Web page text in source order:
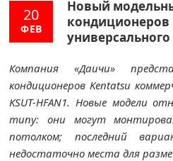
20
ФЕВ
Новый
кондиционеров
универсального
Компания «Даичи»
кондиционеров Kentatsu
KSUT-HFAN1. Новые модели
типу: они могут
потолком; последний
недостаточно места для